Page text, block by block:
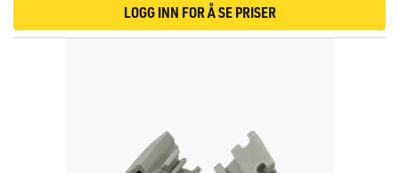
LOGG INN FOR Å SE PRISER